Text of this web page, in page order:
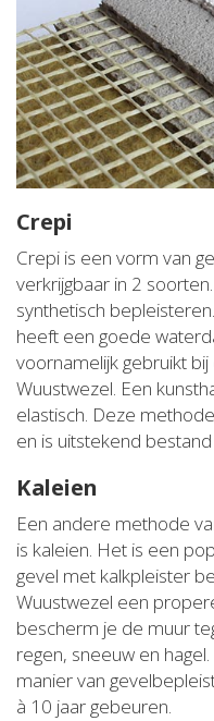
Crepi
Crepi is een vorm van
verkrijgbaar in 2
synthetisch
heeft een goede
voornamelijk gebruikt
Wuustwezel. Een
elastisch. Deze
en is uitstekend
Kaleien
Een andere methode
is kaleien. Het is een
gevel met kalkpleister
Wuustwezel een
bescherm je de muur
regen, sneeuw en
manier van
à 10 jaar gebeuren.